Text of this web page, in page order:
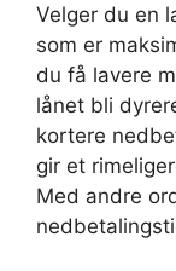
Velger du en
som er
du få lavere
lånet bli
kortere
gir et
Med andre